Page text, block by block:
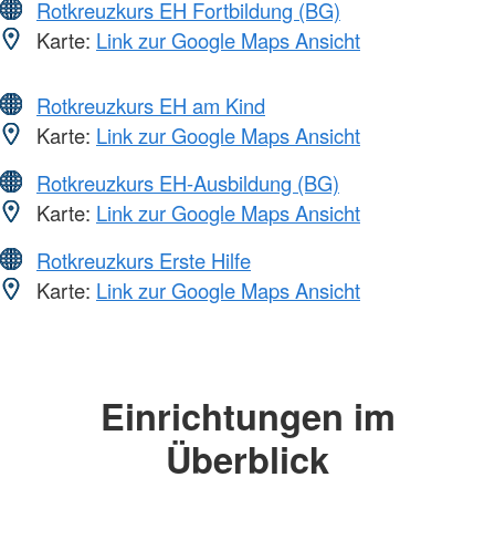
Rotkreuzkurs EH Fortbildung (BG)
Karte: Link zur Google Maps Ansicht
Rotkreuzkurs EH am Kind
Karte: Link zur Google Maps Ansicht
Rotkreuzkurs EH-Ausbildung (BG)
Karte: Link zur Google Maps Ansicht
Rotkreuzkurs Erste Hilfe
Karte: Link zur Google Maps Ansicht
Einrichtungen im
Überblick